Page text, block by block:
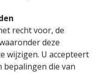
recht voor, de
deze
wijzigen. U accepteert
die van